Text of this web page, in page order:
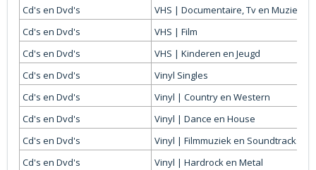
Cd's en Dvd's
VHS | Documentaire, Tv en Muziek
Cd's en Dvd's
VHS | Film
Cd's en Dvd's
VHS | Kinderen en Jeugd
Cd's en Dvd's
Vinyl Singles
Cd's en Dvd's
Vinyl | Country en Western
Cd's en Dvd's
Vinyl | Dance en House
Cd's en Dvd's
Vinyl | Filmmuziek en Soundtracks
Cd's en Dvd's
Vinyl | Hardrock en Metal